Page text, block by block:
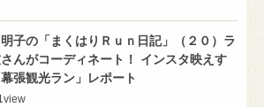
子の「まくはりＲｕｎ日記」（２０）ラ
んがコーディネート！ インスタ映えす
張観光ラン」レポート
view